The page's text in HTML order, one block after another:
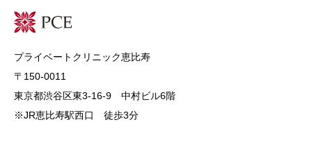
プライベートクリニック恵比寿
〒150-0011
東京都渋谷区東3-16-9 中村ビル6階
※JR恵比寿駅西口 徒歩3分